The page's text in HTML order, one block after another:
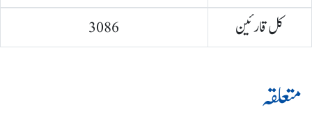
3086
کل قارئین
متعلقہ